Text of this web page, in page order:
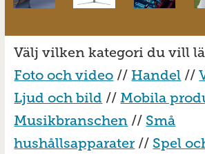
Välj vilken kategori du vill
Foto och video // Handel //
Ljud och bild //Mobila
Musikbranschen // Små
hushållsapparater // Spel